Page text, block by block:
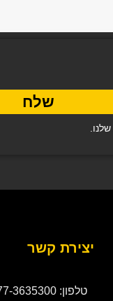
שלנו.
שלח
יצירת קשר
טלפון: 077-3635300